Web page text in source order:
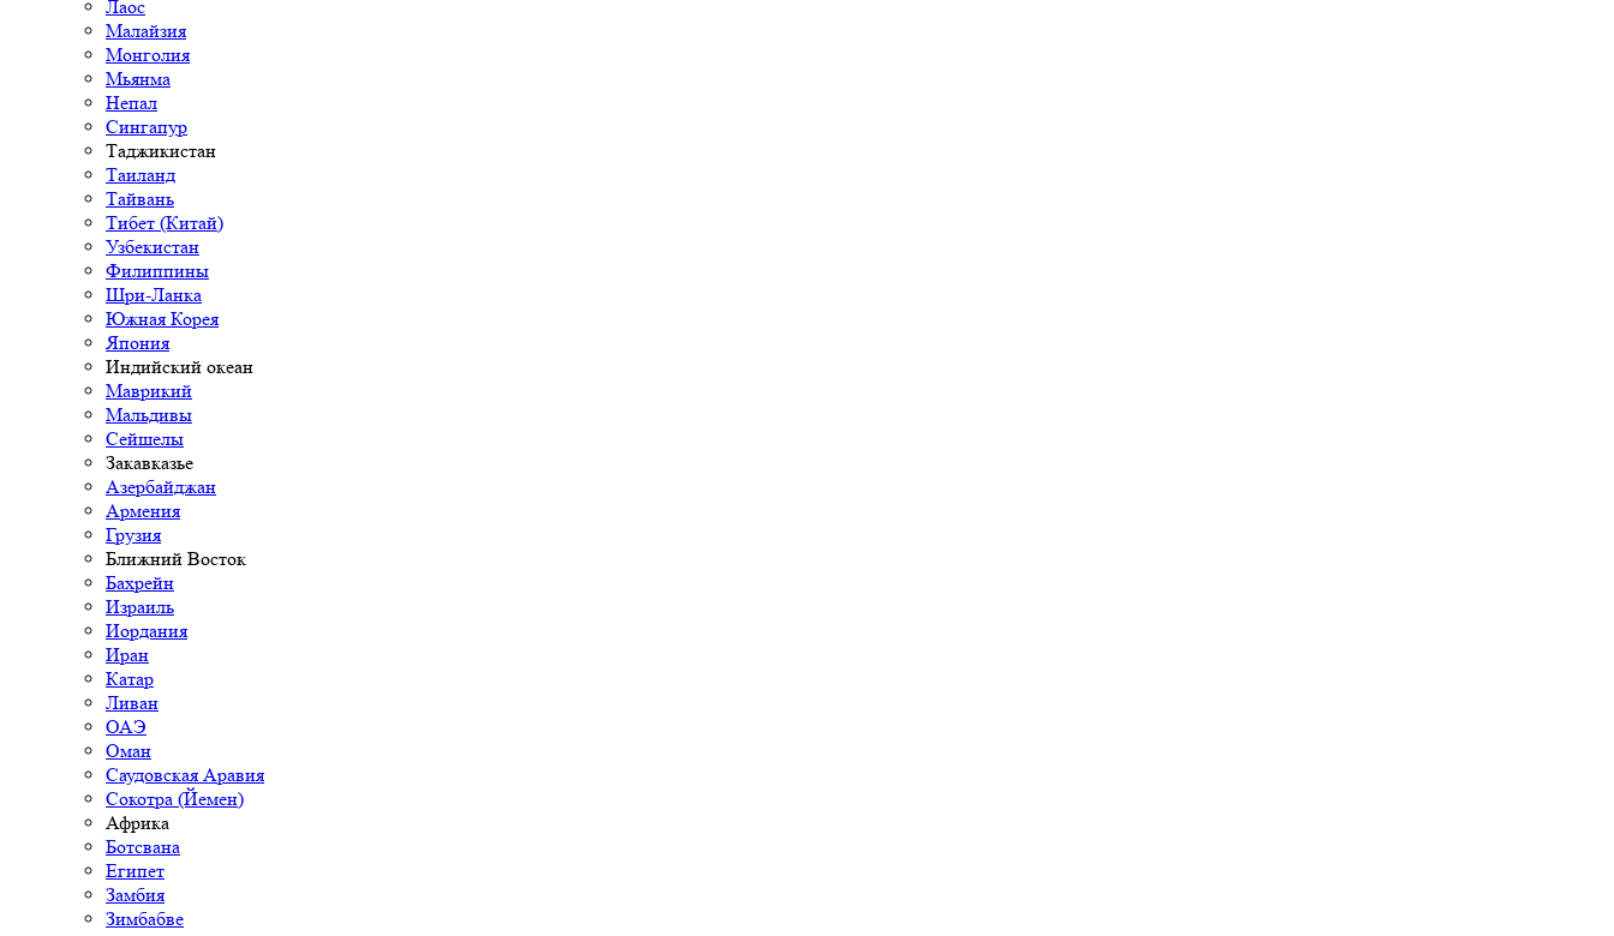
Лаос
Малайзия
Монголия
Мьянма
Непал
Сингапур
Таджикистан
Таиланд
Тайвань
Тибет (Китай)
Узбекистан
Филиппины
Шри-Ланка
Южная Корея
Япония
Индийский океан
Маврикий
Мальдивы
Сейшелы
Закавказье
Азербайджан
Армения
Грузия
Ближний Восток
Бахрейн
Израиль
Иордания
Иран
Катар
Ливан
ОАЭ
Оман
Саудовская Аравия
Сокотра (Йемен)
Африка
Ботсвана
Египет
Замбия
Зимбабве